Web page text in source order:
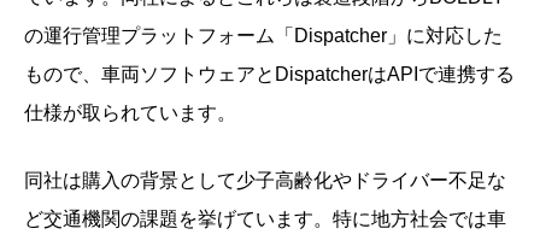
の運行管理プラットフォーム「Dispatcher」に対応した
もので、車両ソフトウェアとDispatcherはAPIで連携する
仕様が取られています。
同社は購入の背景として少子高齢化やドライバー不足な
ど交通機関の課題を挙げています。特に地方社会では車